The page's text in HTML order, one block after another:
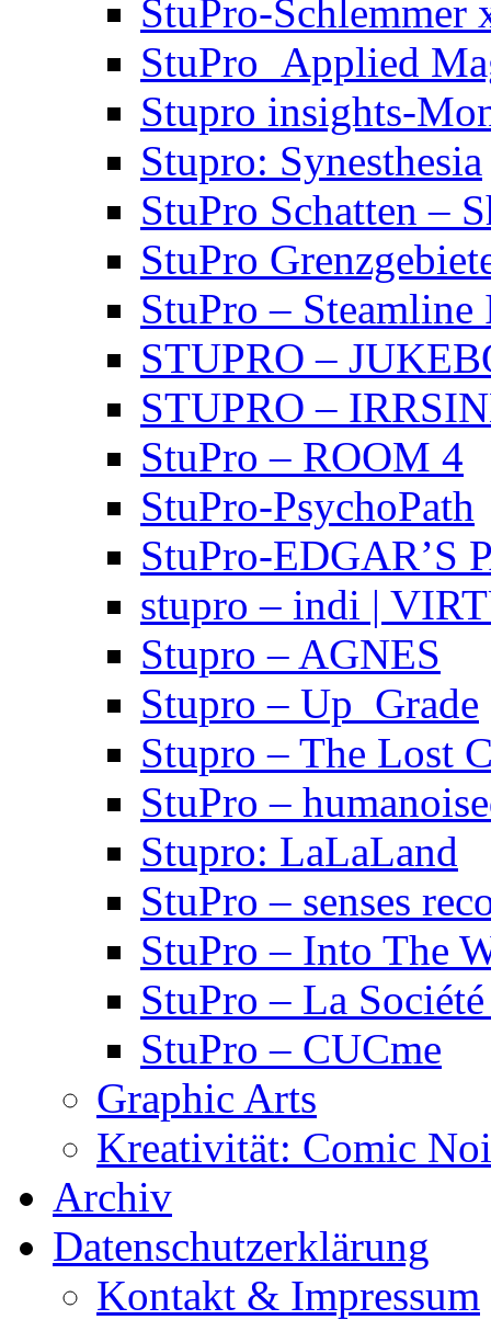
StuPro-Schlemmer
StuPro_Applied
Stupro insights-
Stupro: Synesthesia
StuPro Schatten –
StuPro
StuPro – Steamline
STUPRO –
STUPRO –
StuPro – ROOM 4
StuPro-PsychoPath
StuPro-EDGAR’S
stupro – indi |
Stupro – AGNES
Stupro – Up_Grade
Stupro – The Lost
StuPro –
Stupro: LaLaLand
StuPro – senses
StuPro – Into The
StuPro – La
StuPro – CUCme
Graphic Arts
Kreativität: Comic
Archiv
Datenschutzerklärung
Kontakt & Impressum